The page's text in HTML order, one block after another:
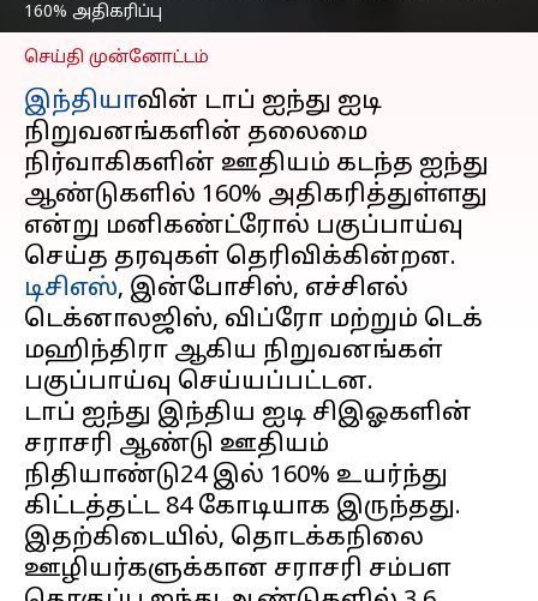
160% அதிகரிப்பு
செய்தி முன்னோட்டம்
இந்தியாவின் டாப் ஐந்து ஐடி
நிறுவனங்களின் தலைமை
நிர்வாகிகளின் ஊதியம் கடந்த ஐந்து
ஆண்டுகளில் 160% அதிகரித்துள்ளது
என்று மனிகண்ட்ரோல் பகுப்பாய்வு
டிசிஎஸ், இன்போசிஸ், எச்சிஎல்
டெக்னாலஜிஸ், விப்ரோ மற்றும் டெக்
மஹிந்திரா ஆகிய நிறுவனங்கள்
பகுப்பாய்வு செய்யப்பட்டன.
டாப் ஐந்து இந்திய ஐடி சிஇஓகளின்
சராசரி ஆண்டு ஊதியம்
நிதியாண்டு24 இல் 160% உயர்ந்து
கிட்டத்தட்ட ₹84 கோடியாக இருந்தது.
இதற்கிடையில், தொடக்கநிலை
ஊழியர்களுக்கான சராசரி சம்பள